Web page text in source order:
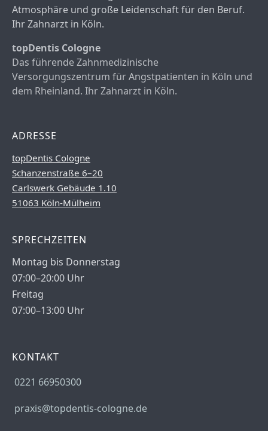
Atmosphäre und große Leidenschaft für den Beruf.
Ihr Zahnarzt in Köln.
topDentis Cologne
Das führende Zahnmedizinische
Versorgungszentrum für Angstpatienten in Köln und
dem Rheinland. Ihr Zahnarzt in Köln.
ADRESSE
topDentis Cologne
Schanzenstraße 6–20
Carlswerk Gebäude 1.10
51063 Köln-Mülheim
SPRECHZEITEN
Montag bis Donnerstag
07:00–20:00 Uhr
Freitag
07:00–13:00 Uhr
KONTAKT
0221 66950300
praxis@topdentis-cologne.de